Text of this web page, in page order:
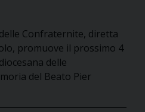
Confraternite, diretta
promuove il prossimo 4
delle
del Beato Pier